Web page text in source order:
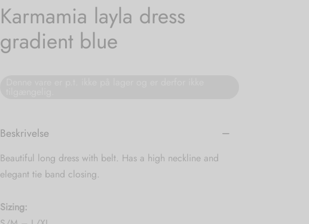
Karmamia layla dress
gradient blue
Beskrivelse
Beautiful long dress with belt. Has a high neckline and
elegant tie band closing.
Sizing: